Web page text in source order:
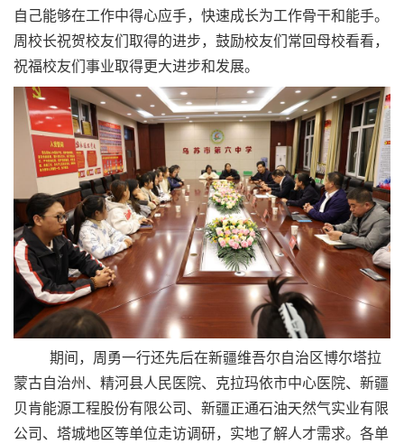
自己能够在工作中得心应手，快速成长为工作骨干和能手。
周校长祝贺校友们取得的进步，鼓励校友们常回母校看看，
祝福校友们事业取得更大进步和发展。
期间，周勇一行还先后在新疆维吾尔自治区博尔塔拉
蒙古自治州、精河县人民医院、克拉玛依市中心医院、新疆
贝肯能源工程股份有限公司、新疆正通石油天然气实业有限
公司、塔城地区等单位走访调研，实地了解人才需求。各单